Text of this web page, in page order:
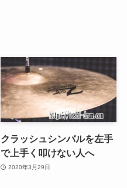
クラッシュシンバルを左手
で上手く叩けない人へ
2020年3月29日